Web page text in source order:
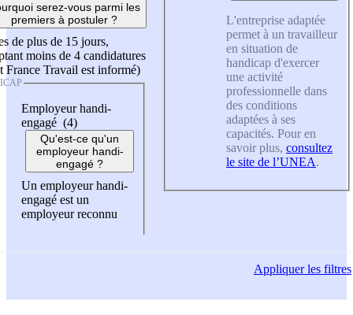
serez-vous parmi les
premiers à postuler ?
de plus de 15 jours,
moins de 4 candidatures
France Travail est informé)
Employeur handi-
engagé (4)
Qu'est-ce qu'un
employeur handi-
engagé ?
Un employeur handi-
engagé est un
employeur reconnu
L'entreprise adaptée
permet à un travailleur
en situation de
handicap d'exercer
une activité
professionnelle dans
des conditions
adaptées à ses
capacités. Pour en
savoir plus, consultez
le site de l’UNEA.
Appliquerles filtres